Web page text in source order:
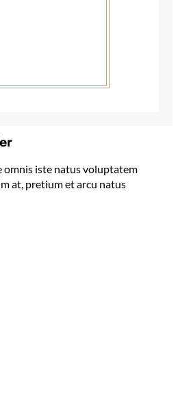
omnis iste natus voluptatem
at, pretium et arcu natus